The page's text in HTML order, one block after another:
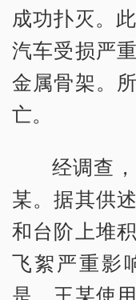
成功扑灭。
汽车受损严
金属骨架。
亡。
经调查
某。据其供
和台阶上堆
飞絮严重影
是，王某使